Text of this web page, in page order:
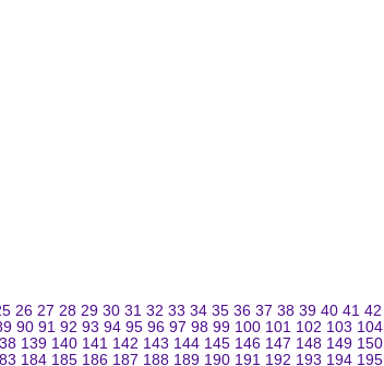
26 27 28 29 30 31 32 33 34 35 36 37 38 39 40 41 42
90 91 92 93 94 95 96 97 98 99 100 101 102 103 104
139 140 141 142 143 144 145 146 147 148 149 150
184 185 186 187 188 189 190 191 192 193 194 195